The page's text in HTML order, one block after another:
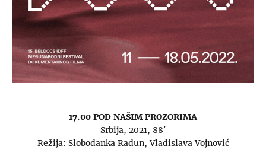
17.00 POD NAŠIM PROZORIMA
Srbija, 2021, 88′
Režija: Slobodanka Radun, Vladislava Vojnović